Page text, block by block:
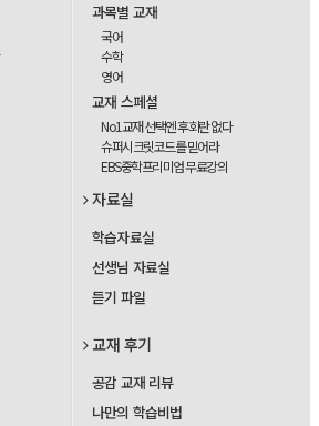
과목별 교재
국어
수학
영어
교재 스페셜
No1교재 선택엔 후회란 없다
슈퍼시크릿코드를 믿어라
EBS중학프리미엄 무료강의
자료실
학습자료실
선생님 자료실
듣기 파일
교재 후기
공감 교재 리뷰
나만의 학습비법